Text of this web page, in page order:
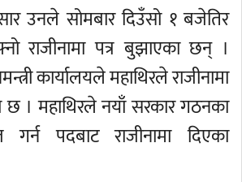
उनले सोमबार दिउँसो १ बजेतिर
राजीनामा पत्र बुझाएका छन् ।
कार्यालयले महाथिरले राजीनामा
छ । महाथिरले नयाँ सरकार गठनका
गर्न पदबाट राजीनामा दिएका